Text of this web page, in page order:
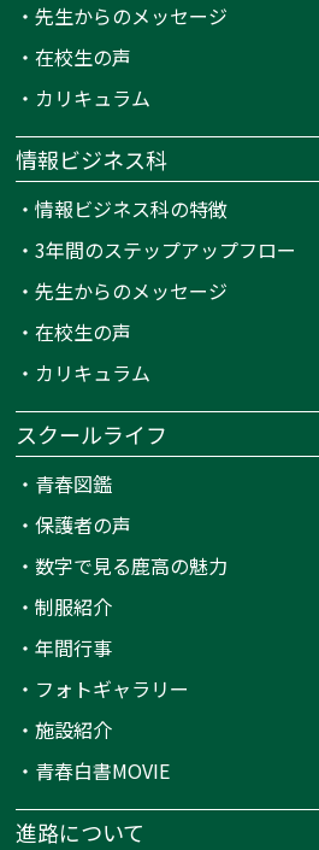
・先生からのメッセージ
・在校生の声
・ カリキュラム
情報ビジネス科
・情報ビジネス科の特徴
・3年間のステップアップフロー
・先生からのメッセージ
・在校生の声
・ カリキュラム
スクールライフ
・ 青春図鑑
・保護者の声
・数字で見る鹿高の魅力
・制服紹介
・年間行事
・ フォトギャラリー
・施設紹介
・ 青春白書MOVIE
進路について